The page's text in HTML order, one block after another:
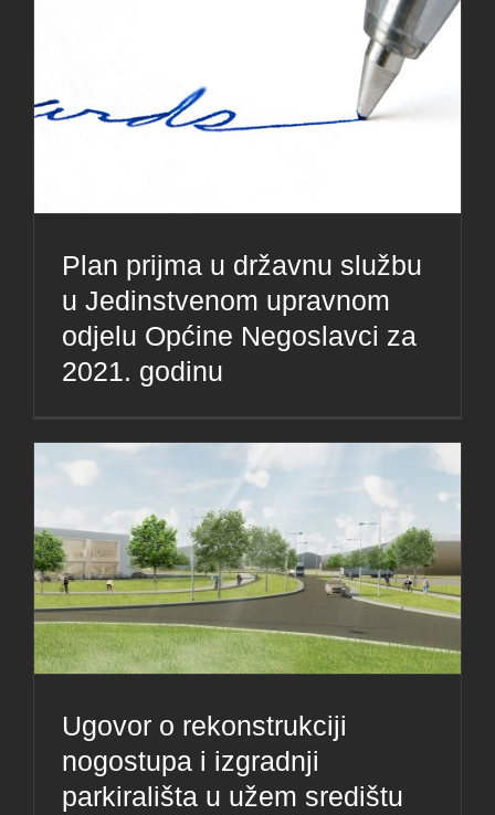
Plan prijma u državnu službu
u Jedinstvenom upravnom
odjelu Općine Negoslavci za
2021. godinu
Ugovor o rekonstrukciji
nogostupa i izgradnji
parkirališta u užem središtu